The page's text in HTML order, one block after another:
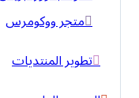
متجر ووكومرس
تطوير المنتديات